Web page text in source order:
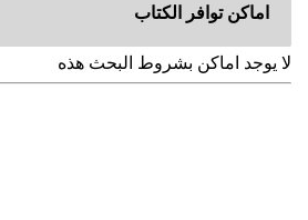
اماكن توافر الكتاب
لا يوجد اماكن بشروط البحث هذه